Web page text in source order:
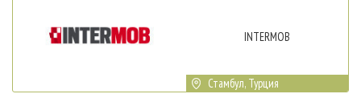
INTERMOB
Стамбул, Турция